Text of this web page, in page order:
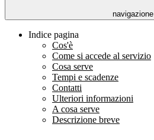
navigazione
Indice pagina
Cos'è
Come si accede al servizio
Cosa serve
Tempi e scadenze
Contatti
Ulteriori informazioni
A cosa serve
Descrizione breve